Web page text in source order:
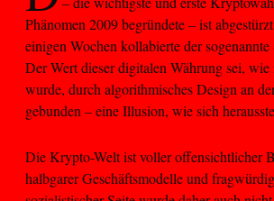
Phänomen 2009 begründete – ist
einigen Wochen kollabierte der
Der Wert dieser digitalen Währung sei, wie
wurde, durch algorithmisches Design an
gebunden – eine Illusion, wie sich
Die Krypto-Welt ist voller offensichtlicher
halbgarer Geschäftsmodelle und